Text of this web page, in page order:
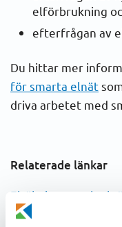
elförbrukning
efterfrågan av
Du hittar mer
för smarta elnät
driva arbetet med
Relaterade länkar
Elräkningen och